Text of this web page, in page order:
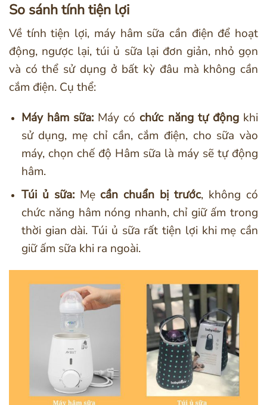
So sánh tính tiện lợi
Về tính tiện lợi, máy hâm sữa cần điện để hoạt
động, ngược lại, túi ủ sữa lại đơn giản, nhỏ gọn
và có thể sử dụng ở bất kỳ đâu mà không cần
cắm điện. Cụ thể:
Máy hâm sữa: Máy có chức năng tự động khi
sử dụng, mẹ chỉ cần, cắm điện, cho sữa vào
máy, chọn chế độ Hâm sữa là máy sẽ tự động
hâm.
Túi ủ sữa: Mẹ cần chuẩn bị trước, không có
chức năng hâm nóng nhanh, chỉ giữ ấm trong
thời gian dài. Túi ủ sữa rất tiện lợi khi mẹ cần
giữ ấm sữa khi ra ngoài.